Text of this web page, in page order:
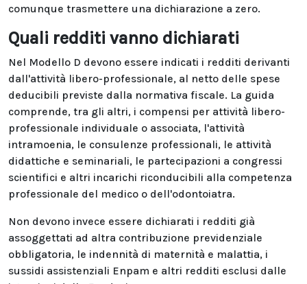
comunque trasmettere una dichiarazione a zero.
Quali redditi vanno dichiarati
Nel Modello D devono essere indicati i redditi derivanti
dall'attività libero-professionale, al netto delle spese
deducibili previste dalla normativa fiscale. La guida
comprende, tra gli altri, i compensi per attività libero-
professionale individuale o associata, l'attività
intramoenia, le consulenze professionali, le attività
didattiche e seminariali, le partecipazioni a congressi
scientifici e altri incarichi riconducibili alla competenza
professionale del medico o dell'odontoiatra.
Non devono invece essere dichiarati i redditi già
assoggettati ad altra contribuzione previdenziale
obbligatoria, le indennità di maternità e malattia, i
sussidi assistenziali Enpam e altri redditi esclusi dalle